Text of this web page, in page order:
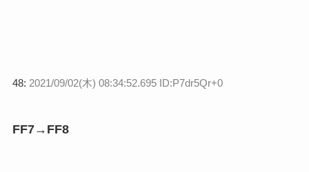
48: 2021/09/02(木) 08:34:52.695 ID:P7dr5Qr+0
FF7→FF8